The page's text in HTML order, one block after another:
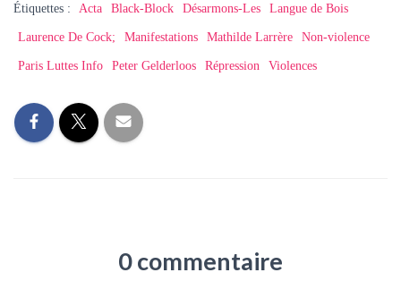
Étiquettes : Acta Black-Block Désarmons-Les Langue de Bois
Laurence De Cock; Manifestations Mathilde Larrère Non-violence
Paris Luttes Info Peter Gelderloos Répression Violences
0 commentaire